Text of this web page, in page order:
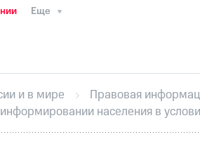
Еще
Интервью
секретарьРаскрытие
кабинет акционера
выкупа акций
и в мире
Правовая
населения в